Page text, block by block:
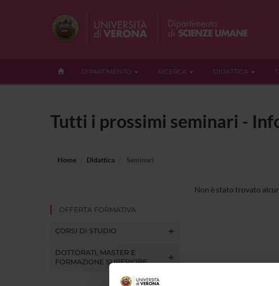
DIPARTIMENTO RICERCA DIDATTICA
Tutti i prossimi seminari -
Home Didattica Seminari
OFFERTA FORMATIVA
CORSI DI STUDIO
DOTTORATI, MASTER E
FORMAZIONE SUPERIORE
Non è stato trovato